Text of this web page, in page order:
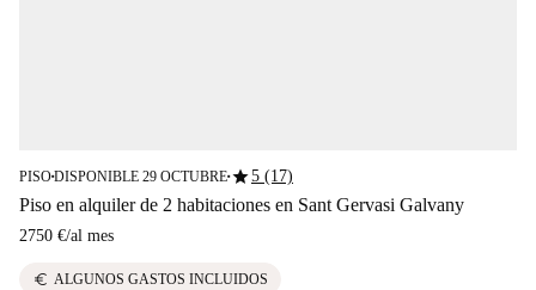
PISO■DISPONIBLE 29 OCTUBRE■star5 (17)
Piso en alquiler de 2 habitaciones en Sant Gervasi Galvany
2750 €/al mes
euro ALGUNOS GASTOS INCLUIDOS